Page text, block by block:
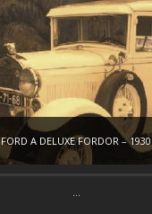
FORD A DELUXE FORDOR – 1930
...